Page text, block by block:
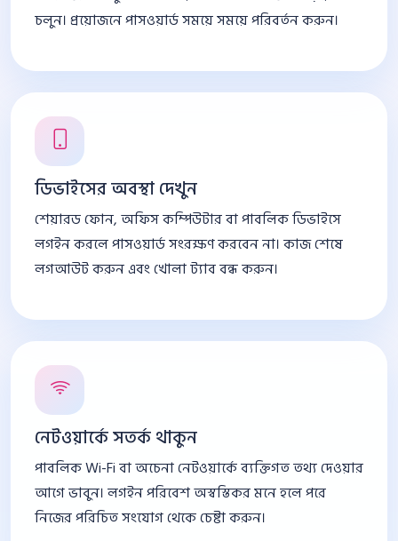
চলুন। প্রয়োজনে পাসওয়ার্ড সময়ে সময়ে পরিবর্তন করুন।
ডিভাইসের অবস্থা দেখুন
শেয়ারড ফোন, অফিস কম্পিউটার বা পাবলিক ডিভাইসে
লগইন করলে পাসওয়ার্ড সংরক্ষণ করবেন না। কাজ শেষে
লগআউট করুন এবং খোলা ট্যাব বন্ধ করুন।
নেটওয়ার্কে সতর্ক থাকুন
পাবলিক Wi-Fi বা অচেনা নেটওয়ার্কে ব্যক্তিগত তথ্য দেওয়ার
আগে ভাবুন। লগইন পরিবেশ অস্বস্তিকর মনে হলে পরে
নিজের পরিচিত সংযোগ থেকে চেষ্টা করুন।